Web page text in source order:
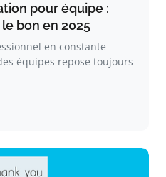
pour équipe :
bon en 2025
en constante
équipes repose toujours